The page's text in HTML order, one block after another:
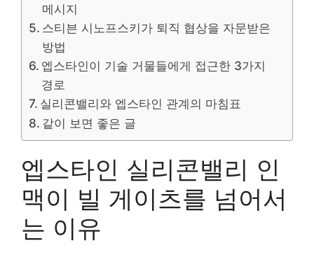
메시지
스티븐 시노프스키가 퇴직 협상을 자문받은
방법
엡스타인이 기술 거물들에게 접근한 3가지
경로
실리콘밸리와 엡스타인 관계의 마침표
같이 보면 좋은 글
엡스타인 실리콘밸리 인
맥이 빌 게이츠를 넘어서
는 이유